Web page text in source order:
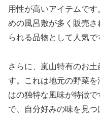
用性が高いアイテムで
めの風呂敷が多く販売
られる品物として人気で
さらに、嵐山特有のお
す。これは地元の野菜
はの独特な風味が特徴
で、自分好みの味を見